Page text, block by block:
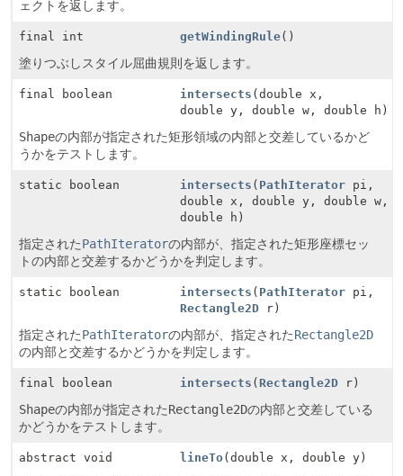
ェクトを返します。
final int getWindingRule()
塗りつぶしスタイル屈曲規則を返します。
final boolean intersects (double x,
double y, double w, double h)
Shapeの内部が指定された矩形領域の内部と交差しているかど
うかをテストします。
static boolean intersects ( PathIterator pi,
double x, double y, double w,
double h)
指定されたPathIteratorの内部が、指定された矩形座標セッ
トの内部と交差するかどうかを判定します。
static boolean intersects ( PathIterator pi,
Rectangle2D r)
指定されたPathIteratorの内部が、指定されたRectangle2D
の内部と交差するかどうかを判定します。
final boolean intersects (Rectangle2D r)
Shapeの内部が指定されたRectangle2Dの内部と交差している
かどうかをテストします。
abstract void lineTo(double x, double y)